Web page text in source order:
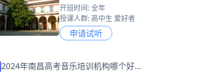
开班时间: 全年
授课人群: 高中生 爱好者
申请试听
2024年南昌高考音乐培训机构哪个好